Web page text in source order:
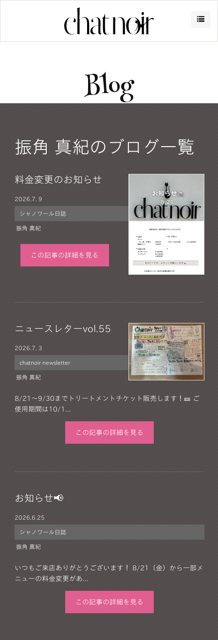
Blog
振角 真紀のブログ一覧
料金変更のお知らせ
2026. 7. 9
シャノワール日誌
振角 真紀
この記事の詳細を見る
ニュースレターvol.55
2026. 7. 3
chatnoir newsletter
振角 真紀
8/21〜9/30までトリートメントチケット販売します！🎫 ご
使用期間は10/1...
この記事の詳細を見る
お知らせ📢
2026. 6.25
シャノワール日誌
振角 真紀
いつもご来店ありがとうございます！ 8/21（金）から一部メ
ニューの料金変更があ...
この記事の詳細を見る